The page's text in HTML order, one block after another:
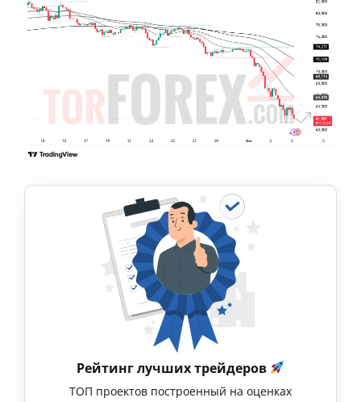
Рейтинг лучших трейдеров
ТОП проектов построенный на оценках